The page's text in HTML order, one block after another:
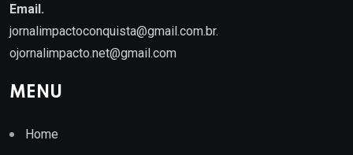
Email.
jornalimpactoconquista@gmail.com.br.
ojornalimpacto.net@gmail.com
MENU
Home